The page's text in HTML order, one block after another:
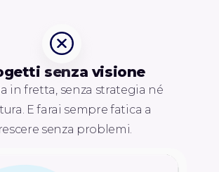
senza visione
in fretta, senza strategia né
E farai sempre fatica a
senza problemi.